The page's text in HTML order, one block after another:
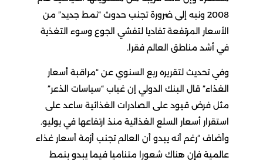
2008 ونبه إلى ضرورة تجنب حدوث “نمط جديد” من
الأسعار المرتفعة تفاديا لتفشي الجوع وسوء التغذية
في أشد مناطق العالم فقرا.
وفي تحديث لتقريره ربع السنوي عن “مراقبة أسعار
الغذاء” قال البنك الدولي إن غياب “سياسات الذعر”
مثل فرض قيود على الصادرات الغذائية ساعد على
استقرار أسعار السلع الغذائية منذ ارتفاعها في يوليو.
وأضاف “رغم أنه يبدو أن العالم تجنب أزمة أسعار غذاء
عالمية فإن هناك شعورا متناميا فيما يبدو بنمط